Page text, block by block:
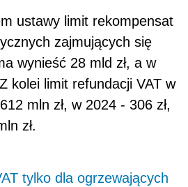
ustawy limit rekompensat
zajmujących się
wynieść 28 mld zł, a w
kolei limit refundacji VAT w
mln zł, w 2024 - 306 zł,
zł.
tylko dla ogrzewających